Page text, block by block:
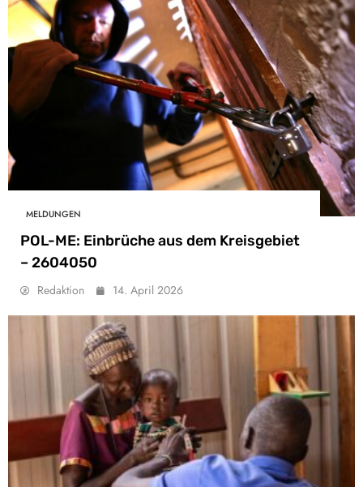
MELDUNGEN
POL-ME: Einbrüche aus dem Kreisgebiet
– 2604050
Redaktion 14. April 2026